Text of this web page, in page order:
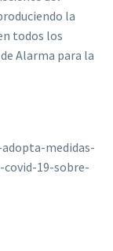
la
todos los
Alarma para la
medidas-
19-sobre-